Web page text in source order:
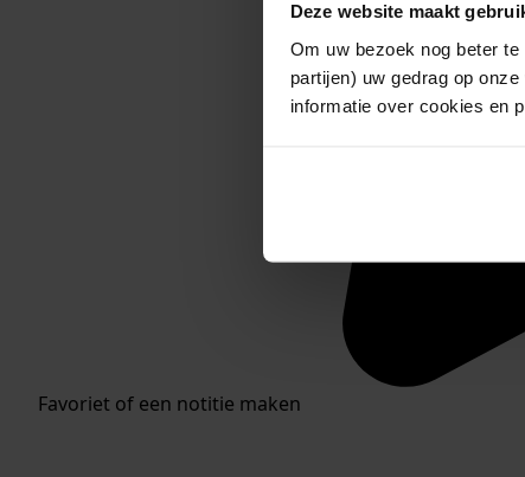
Deze website maakt
Om uw bezoek nog beter
partijen) uw gedrag op
informatie over cookies en
Favoriet of een notitie maken